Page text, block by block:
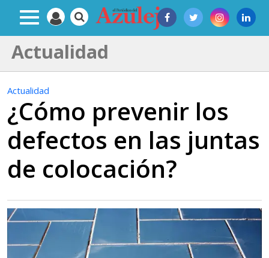
Actualidad
Actualidad
¿Cómo prevenir los
defectos en las juntas
de colocación?